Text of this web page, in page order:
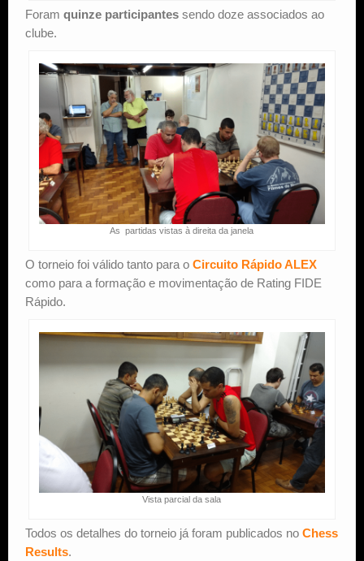
Foram quinze participantes sendo doze associados ao
clube.
As partidas vistas à direita da janela
O torneio foi válido tanto para o Circuito Rápido ALEX
como para a formação e movimentação de Rating FIDE
Rápido.
Vista parcial da sala
Todos os detalhes do torneio já foram publicados no Chess
Results.